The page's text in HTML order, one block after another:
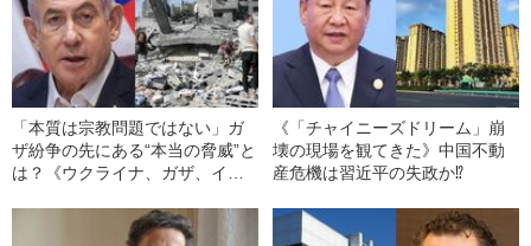
「本質は宗教問題ではない」ガ
ザ紛争の先にある“本当の脅威”と
は？《ウクライナ、ガザ、イン
《「チャイニーズドリーム」崩
壊の現場を観てきた》中国不動
産危機は習近平の失政か⁉